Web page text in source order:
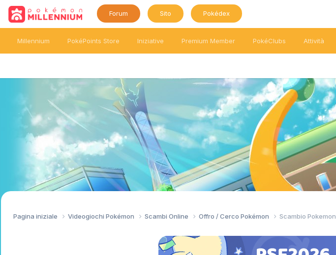
Forum Sito Pokédex
Millennium PokéPoints Store Iniziative Premium Member PokéClubs Attività
Pagina iniziale Videogiochi Pokémon Scambi Online Offro / Cerco Pokémon Scambio Pokemon